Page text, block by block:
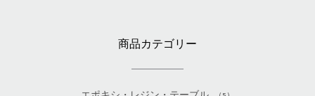
商品カテゴリー